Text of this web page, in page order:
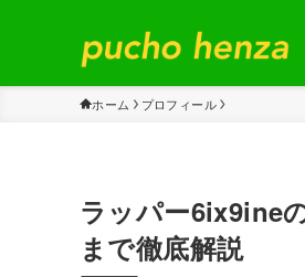
ホーム プロフィール
ラッパー6ix9ine
まで徹底解説